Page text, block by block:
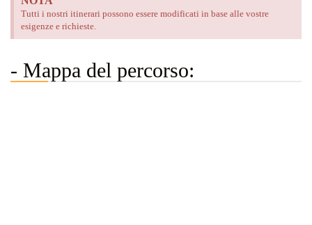
Tutti i nostri itinerari possono essere modificati in base alle vostre
esigenze e richieste.
- Mappa del percorso: